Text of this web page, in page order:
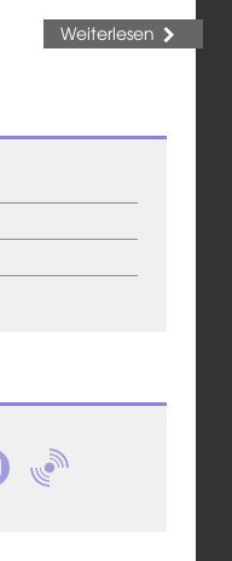
Weiterlesen